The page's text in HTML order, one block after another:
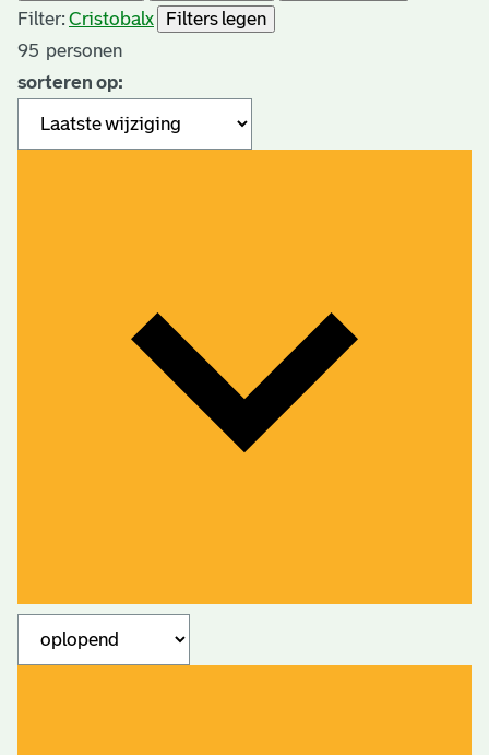
Filter: Cristobalx
Filters legen
95 personen
sorteren op: